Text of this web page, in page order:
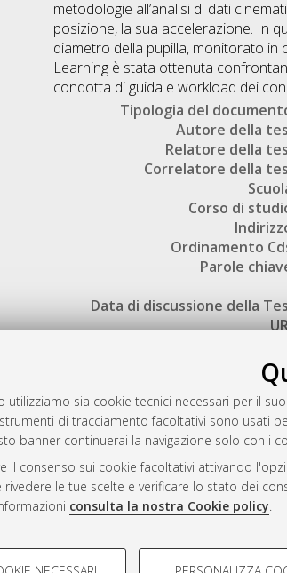
utilizziamo sia cookie tecnici necessari per il
di tracciamento facoltativi sono usati
banner continuerai la navigazione solo con i
il consenso sui cookie facoltativi attivando
rivedere le tue scelte e verificare lo stato dei
consulta la nostra Cookie policy.
- FACOLTATIVI
metodologie all’analisi di dati
posizione, la sua accelerazione. In
diametro della pupilla, monitorato in
Learning è stata ottenuta
condotta di guida e workload dei
Tipologia del
Autore della
Relatore della
Correlatore della
Corso di
Ordinamento
Parole
Data di discussione della
AMS Laurea
Servizio
Impostazioni
Informativa
Condizioni d’uso